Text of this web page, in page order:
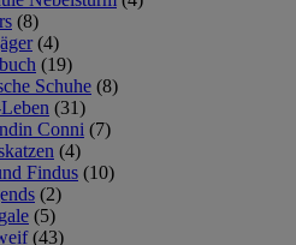
(8)
(4)
(19)
Schuhe (8)
(31)
Conni (7)
(4)
Findus (10)
(2)
(5)
(43)